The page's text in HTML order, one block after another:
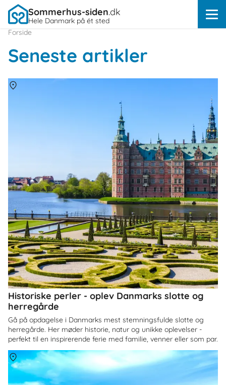
Sommerhus-siden.dk
Hele Danmark på ét sted
Forside
Seneste artikler
Historiske perler - oplev Danmarks slotte og
herregårde
Gå på opdagelse i Danmarks mest stemningsfulde slotte og
herregårde. Her møder historie, natur og unikke oplevelser -
perfekt til en inspirerende ferie med familie, venner eller som par.
Om Himmerland